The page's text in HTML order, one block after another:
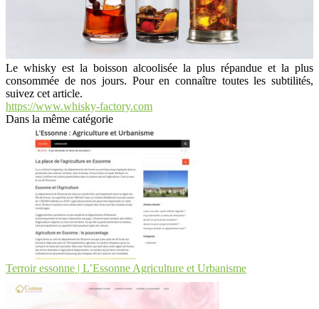
Le whisky est la boisson alcoolisée la plus répandue et la plus
consommée de nos jours. Pour en connaître toutes les subtilités,
suivez cet article.
https://www.whisky-factory.com
Dans la même catégorie
Terroir essonne | L’Essonne Agriculture et Urbanisme